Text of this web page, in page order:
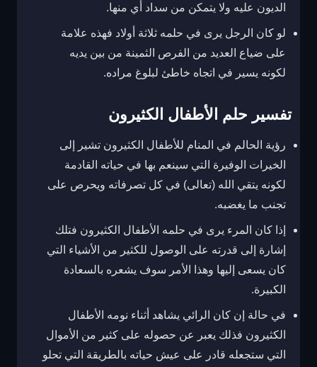
الديون عليه ولا يتمكن من سداد أي منها.
لو كان الرجل يرى في حلمه ثلاثة أولاد فهذه علامة
على ضياع العديد من الفرص الثمينة من بين يديه
لكونه يسير في اتجاه خاطئ لبلوغ مراده.
تفسير حلم الأطفال الكثيرون
رؤية الحالم في المنام للأطفال الكثيرون تشير إلى
الخيرات الوفيرة التي سينعم بها في حياته القادمة
لكونه يتقي الله (تعالى) في كل تصرفاته ويحرص على
تجنب ما يغضبه.
إذا كان المرء يرى في حلمه الأطفال الكثيرون فتلك
إشارة إلى قدرته على الوصول للكثير من الأشياء التي
كان يسعى إليها وهذا الأمر سوف يشعره بالسعادة
الكبيرة.
في حالة إن كان الرائي يشاهد أثناء نومه الأطفال
الكثيرون فذلك يعبر عن حصوله على كثير من الأموال
التي ستجعله قادر على عيش حياته بالطريقة التي تحلو